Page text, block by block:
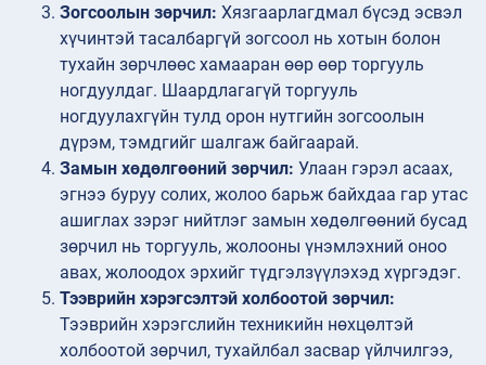
Зогсоолын зөрчил: Хязгаарлагдмал бүсэд эсвэл
хүчинтэй тасалбаргүй зогсоол нь хотын болон
тухайн зөрчлөөс хамааран өөр өөр торгууль
ногдуулдаг. Шаардлагагүй торгууль
ногдуулахгүйн тулд орон нутгийн зогсоолын
дүрэм, тэмдгийг шалгаж байгаарай.
Замын хөдөлгөөний зөрчил: Улаан гэрэл асаах,
эгнээ буруу солих, жолоо барьж байхдаа гар утас
ашиглах зэрэг нийтлэг замын хөдөлгөөний бусад
зөрчил нь торгууль, жолооны үнэмлэхний оноо
авах, жолоодох эрхийг түдгэлзүүлэхэд хүргэдэг.
Тээврийн хэрэгсэлтэй холбоотой зөрчил:
Тээврийн хэрэгслийн техникийн нөхцөлтэй
холбоотой зөрчил, тухайлбал засвар үйлчилгээ,